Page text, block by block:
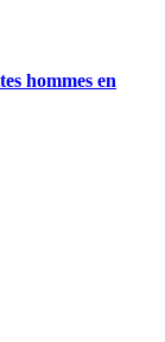
hommes en